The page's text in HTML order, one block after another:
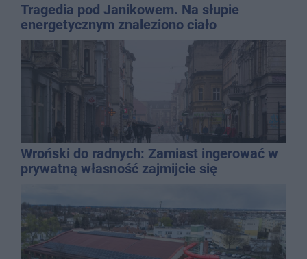
Tragedia pod Janikowem. Na słupie
energetycznym znaleziono ciało
mężczyzny
Wroński do radnych: Zamiast ingerować w
prywatną własność zajmijcie się